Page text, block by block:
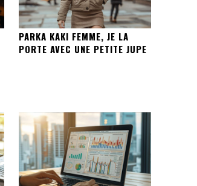
PARKA KAKI FEMME, JE LA
PORTE AVEC UNE PETITE JUPE